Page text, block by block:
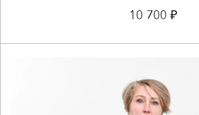
10 700 ₽